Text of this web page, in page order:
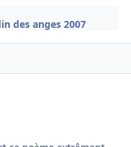
des anges 2007